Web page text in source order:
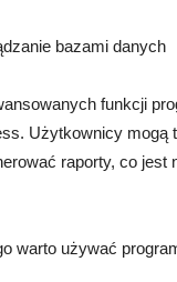
bazami danych
funkcji
Użytkownicy mogą
raporty, co
warto używać